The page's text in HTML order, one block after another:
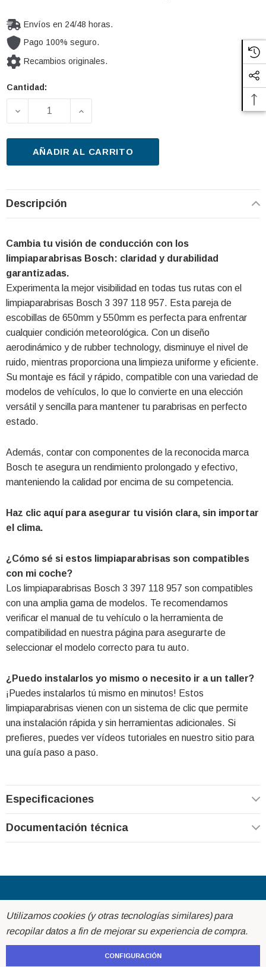
Envíos en 24/48 horas.
Pago 100% seguro.
Recambios originales.
Cantidad
Cantidad:
DISMINUIR LA CANTIDAD DE LIMPIAPARABRISAS
AUMENTAR LA CANTIDAD DE
AÑADIR AL CARRITO
Descripción
Cambia tu visión de conducción con los
limpiaparabrisas Bosch: claridad y durabilidad
garantizadas.
Experimenta la mejor visibilidad en todas tus rutas con el
limpiaparabrisas Bosch 3 397 118 957. Esta pareja de
escobillas de 650mm y 550mm es perfecta para enfrentar
cualquier condición meteorológica. Con un diseño
aerodinámico y de rubber technology, disminuye el nivel de
ruido, mientras proporciona una limpieza uniforme y eficiente.
Su montaje es fácil y rápido, compatible con una variedad de
modelos de vehículos, lo que lo convierte en una elección
versátil y sencilla para mantener tu parabrisas en perfecto
estado.
Además, contar con componentes de la reconocida marca
Bosch te asegura un rendimiento prolongado y efectivo,
manteniendo la calidad por encima de su competencia.
Haz clic aquí para asegurar tu visión clara, sin importar
el clima.
¿Cómo sé si estos limpiaparabrisas son compatibles
con mi coche?
Los limpiaparabrisas Bosch 3 397 118 957 son compatibles
con una amplia gama de modelos. Te recomendamos
verificar el manual de tu vehículo o la herramienta de
compatibilidad en nuestra página para asegurarte de
seleccionar el modelo correcto para tu auto.
¿Puedo instalarlos yo mismo o necesito ir a un taller?
¡Puedes instalarlos tú mismo en minutos! Estos
limpiaparabrisas vienen con un sistema de clic que permite
una instalación rápida y sin herramientas adicionales. Si
prefieres, puedes ver vídeos tutoriales en nuestro sitio para
una guía paso a paso.
Especificaciones
Documentación técnica
Acerca de
Ayuda
Utilizamos cookies (y otras tecnologías similares) para
recopilar datos a fin de mejorar su experiencia de compra.
CONFIGURACIÓN